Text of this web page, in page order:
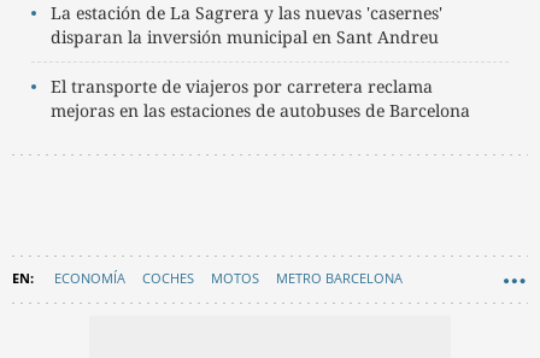
La estación de La Sagrera y las nuevas 'casernes'
disparan la inversión municipal en Sant Andreu
El transporte de viajeros por carretera reclama
mejoras en las estaciones de autobuses de Barcelona
ECONOMÍA COCHES MOTOS METRO BARCELONA